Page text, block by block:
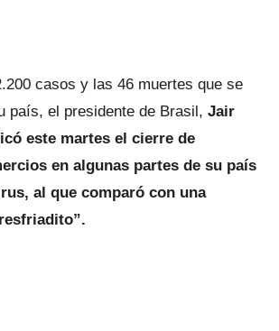
casos y las 46 muertes que se
país, el presidente de Brasil, Jair
este martes el cierre de
en algunas partes de su país
al que comparó con una